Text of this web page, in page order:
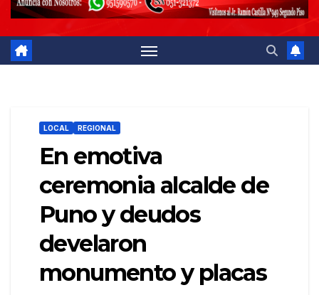
LOCAL REGIONAL
En emotiva
ceremonia alcalde de
Puno y deudos
develaron
monumento y placas